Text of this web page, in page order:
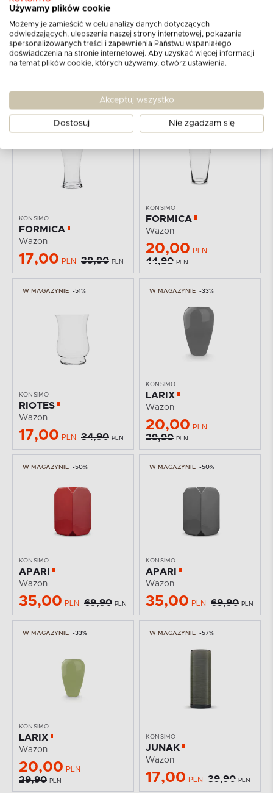
KONSIMO
ERODI
Wazon
KONSIMO
SEWA
Wazon
W MAGAZYNIE -57%
KONSIMO
FORMICA
Wazon
17,00 PLN 39,90 PLN
W MAGAZYNIE -55%
KONSIMO
FORMICA
Wazon
20,00 PLN
44,90 PLN
W MAGAZYNIE -51%
KONSIMO
RIOTES
Wazon
17,00 PLN 34,90 PLN
W MAGAZYNIE -33%
KONSIMO
LARIX
Wazon
20,00 PLN
29,90 PLN
W MAGAZYNIE -50%
KONSIMO
APARI
Wazon
35,00 PLN 69,90 PLN
W MAGAZYNIE -50%
KONSIMO
APARI
Wazon
35,00 PLN 69,90 PLN
W MAGAZYNIE -33%
KONSIMO
LARIX
Wazon
20,00 PLN
29,90 PLN
W MAGAZYNIE -57%
KONSIMO
JUNAK
Wazon
17,00 PLN 39,90 PLN
Używamy plików cookie
Możemy je zamieścić w celu analizy danych dotyczących
odwiedzających, ulepszenia naszej strony internetowej, pokazania
spersonalizowanych treści i zapewnienia Państwu wspaniałego
doświadczenia na stronie internetowej. Aby uzyskać więcej informacji
na temat plików cookie, których używamy, otwórz ustawienia.
Akceptuj wszystko
Dostosuj Nie zgadzam się